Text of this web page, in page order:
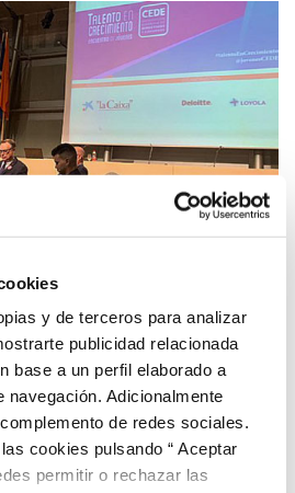
y de terceros para analizar
publicidad relacionada
base a un perfil elaborado a
navegación. Adicionalmente
de redes sociales.
cookies pulsando “ Aceptar
permitir o rechazar las
en unas jornadas para
directivo entre los